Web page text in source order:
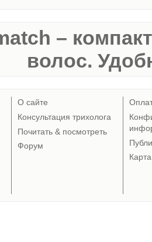
–
волос.
О сайте
Консультация трихолога
Почитать & посмотреть
Форум